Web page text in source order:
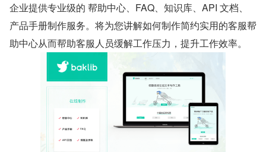
企业提供专业级的 帮助中心、FAQ、知识库、API 文档、
产品手册制作服务。将为您讲解如何制作简约实用的客服帮
助中心从而帮助客服人员缓解工作压力，提升工作效率。